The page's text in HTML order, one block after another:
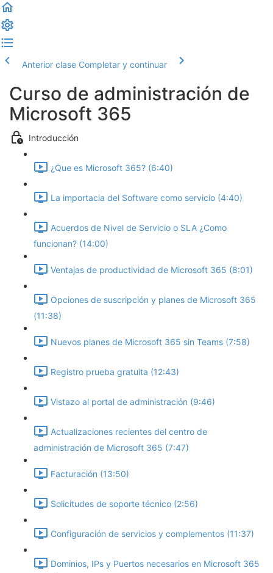
Anterior clase Completar y continuar
Curso de administración de
Microsoft 365
Introducción
¿Que es Microsoft 365? (6:40)
La importacia del Software como servicio (4:40)
Acuerdos de Nivel de Servicio o SLA ¿Como
funcionan? (14:00)
Ventajas de productividad de Microsoft 365 (8:01)
Opciones de suscripción y planes de Microsoft 365
(11:38)
Nuevos planes de Microsoft 365 sin Teams (7:58)
Registro prueba gratuita (12:43)
Vistazo al portal de administración (9:46)
Actualizaciones recientes del centro de
administración de Microsoft 365 (7:47)
Facturación (13:50)
Solicitudes de soporte técnico (2:56)
Configuración de servicios y complementos (11:37)
Dominios, IPs y Puertos necesarios en Microsoft 365